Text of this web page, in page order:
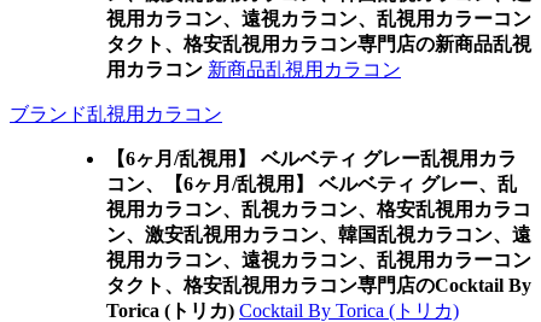
視用カラコン、遠視カラコン、乱視用カラーコン
タクト、格安乱視用カラコン専門店の新商品乱視
用カラコン 新商品乱視用カラコン
ブランド乱視用カラコン
【6ヶ月/乱視用】 ベルベティ グレー乱視用カラ
コン、
【6ヶ月/乱視用】 ベルベティ グレー、乱
視用カラコン、乱視カラコン、格安乱視用カラコ
ン、激安乱視用カラコン、韓国乱視カラコン、遠
視用カラコン、遠視カラコン、乱視用カラーコン
タクト、格安乱視用カラコン専門店のCocktail By
Torica (トリカ) Cocktail By Torica (トリカ)